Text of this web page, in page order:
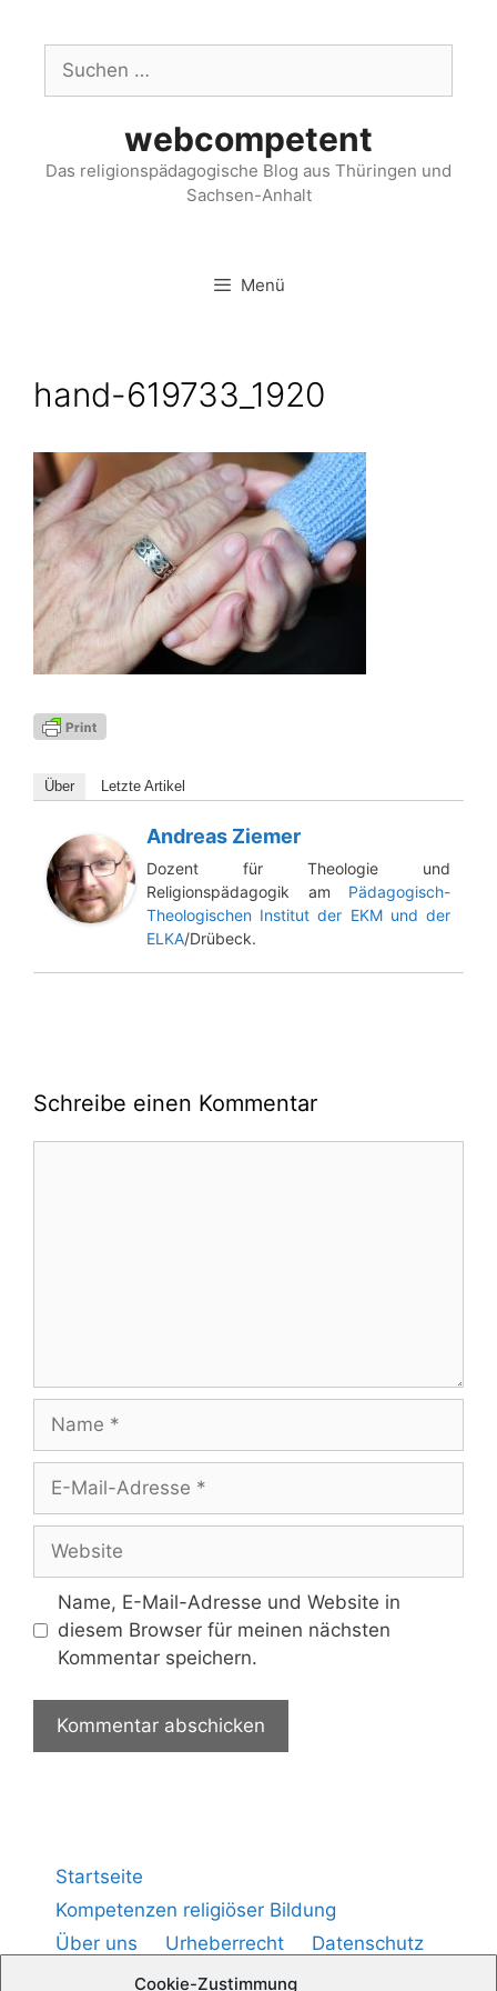
Cookie-Zustimmung
webcompetent
Das religionspädagogische Blog aus Thüringen und
Sachsen-Anhalt
Menü
hand-619733_1920
Über Letz­te Artikel
Andreas Ziemer
Dozent für Theologie und
Religionspädagogik am Pädagogisch-
Theologischen Institut der EKM und der
ELKA/Drübeck.
Schreibe einen Kommentar
Name, E-Mail-Adresse und Website in
diesem Browser für meinen nächsten
Kommentar speichern.
Startseite
Kompetenzen religiöser Bildung
Über uns
Urheberrecht
Datenschutz
Impressum
Cookie-Richtlinie (